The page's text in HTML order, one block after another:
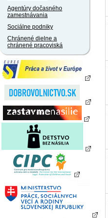
Agentúry dočasného
zamestnávania
Sociálne podniky
Chránené dielne a
chránené pracoviská